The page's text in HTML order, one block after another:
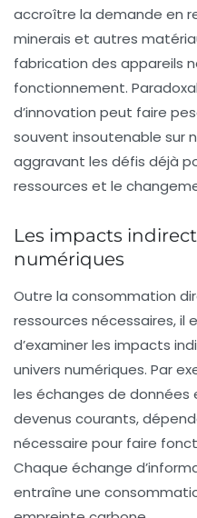
accroître la demande en
minerais et autres
fabrication des appareils
fonctionnement.
d’innovation peut faire
souvent insoutenable sur
aggravant les défis déjà
ressources et le
Les impacts
numériques
Outre la consommation
ressources nécessaires, il
d’examiner les impacts
univers numériques. Par
les échanges de données
devenus courants,
nécessaire pour faire
Chaque échange
entraîne une